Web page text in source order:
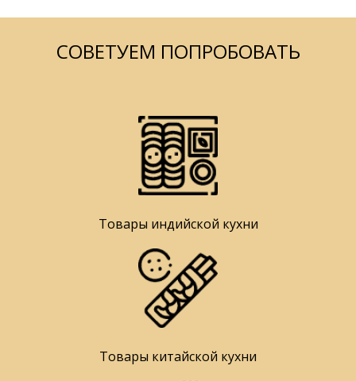
СОВЕТУЕМ ПОПРОБОВАТЬ
Товары индийской кухни
Товары китайской кухни